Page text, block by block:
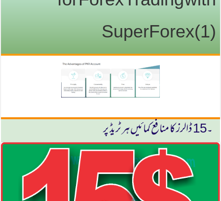
SuperForex(1)
۔15 ڈالرز كا منافع كمائیں ہر ٹریڈ پر